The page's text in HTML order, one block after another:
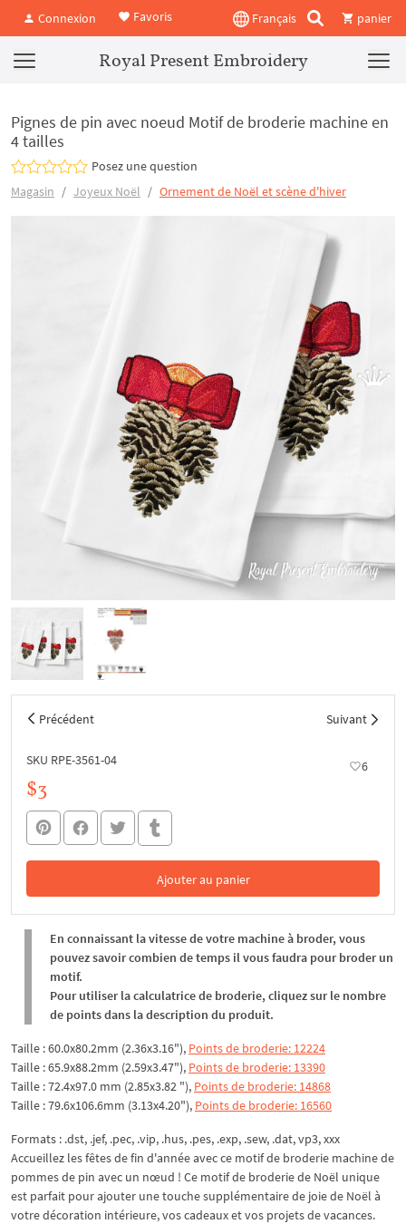
Connexion Favoris Français panier
Royal Present Embroidery
Pignes de pin avec noeud Motif de broderie machine en
4 tailles
Posez une question
Magasin
Joyeux Noël Ornement de Noël et scène d'hiver
Précédent Suivant
SKU RPE-3561-04 6
$3
Ajouter au panier
Dans le panier
En connaissant la vitesse de votre machine à broder, vous
pouvez savoir combien de temps il vous faudra pour broder un
motif.
Pour utiliser la calculatrice de broderie, cliquez sur le nombre
de points dans la description du produit.
Taille : 60.0x80.2mm (2.36x3.16"), Points de broderie: 12224
Taille : 65.9x88.2mm (2.59x3.47"), Points de broderie: 13390
Taille : 72.4x97.0 mm (2.85x3.82 "), Points de broderie: 14868
Taille : 79.6x106.6mm (3.13x4.20"), Points de broderie: 16560
Formats : .dst, .jef, .pec, .vip, .hus, .pes, .exp, .sew, .dat, vp3, xxx
Accueillez les fêtes de fin d'année avec ce motif de broderie machine de
pommes de pin avec un nœud ! Ce motif de broderie de Noël unique
est parfait pour ajouter une touche supplémentaire de joie de Noël à
votre décoration intérieure, vos cadeaux et vos projets de vacances.